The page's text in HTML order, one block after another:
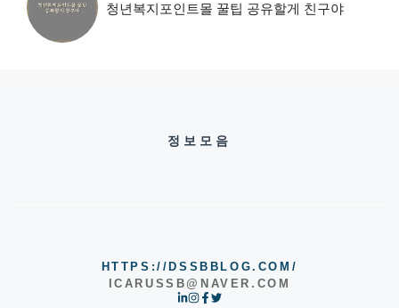
청년복지포인트몰 꿀팁 공유할게 친구야
정보모음
HTTPS://DSSBBLOG.COM/
ICARUSSB@NAVER.COM